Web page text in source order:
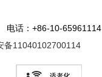
话：+86-10-65961114
备11040102700114